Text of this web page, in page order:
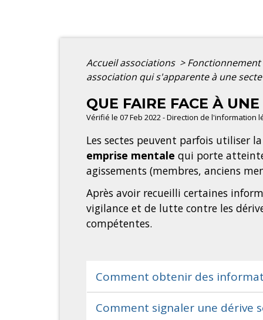
Accueil associations >
association qui s'apparente à une secte
QUE FAIRE FACE À
Vérifié le 07 Feb 2022 - Direction de
Les sectes peuvent parfois utiliser
emprise mentale qui porte
agissements (membres, anciens
Après avoir recueilli certaines
vigilance et de lutte contre les
compétentes.
Comment obtenir des
Comment signaler une dérive